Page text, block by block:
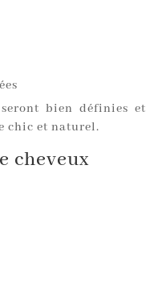
bien définies et
chic et naturel.
cheveux